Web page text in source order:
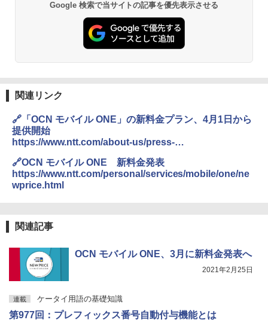
Google 検索で当サイトの記事を優先表示させる
関連リンク
🔗「OCN モバイル ONE」の新料金プラン、4月1日から
提供開始
https://www.ntt.com/about-us/press-
🔗OCN モバイル ONE 新料金発表
https://www.ntt.com/personal/services/mobile/one/ne
wprice.html
関連記事
OCN モバイル ONE、3月に新料金発表へ
2021年2月25日
連載 ケータイ用語の基礎知識
第977回：プレフィックス番号自動付与機能とは